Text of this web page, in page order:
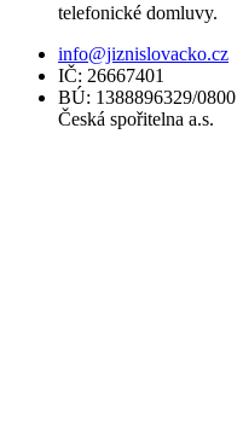
telefonické domluvy.
info@jiznislovacko.cz
IČ: 26667401
BÚ: 1388896329/0800
Česká spořitelna a.s.